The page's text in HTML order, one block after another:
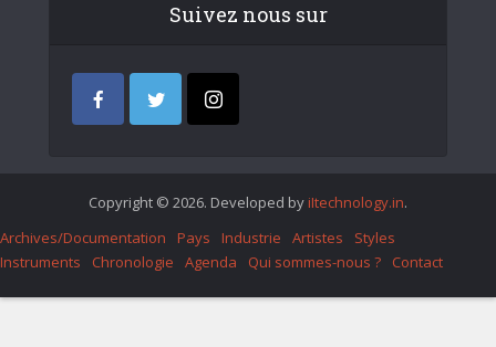
Suivez nous sur
Copyright © 2026. Developed by iItechnology.in.
Archives/Documentation
Pays Industrie Artistes
Styles
Instruments
Chronologie Agenda Qui sommes-nous ? Contact